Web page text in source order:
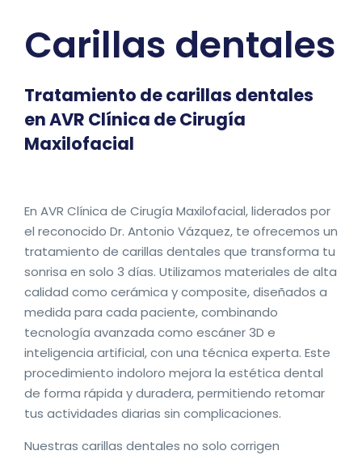
Carillas dentales
Tratamiento de carillas dentales
en AVR Clínica de Cirugía
Maxilofacial
En AVR Clínica de Cirugía Maxilofacial, liderados por
el reconocido Dr. Antonio Vázquez, te ofrecemos un
tratamiento de carillas dentales que transforma tu
sonrisa en solo 3 días. Utilizamos materiales de alta
calidad como cerámica y composite, diseñados a
medida para cada paciente, combinando
tecnología avanzada como escáner 3D e
inteligencia artificial, con una técnica experta. Este
procedimiento indoloro mejora la estética dental
de forma rápida y duradera, permitiendo retomar
tus actividades diarias sin complicaciones.
Nuestras carillas dentales no solo corrigen